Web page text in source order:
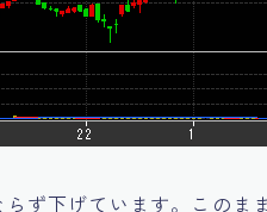
ず下げています。このま